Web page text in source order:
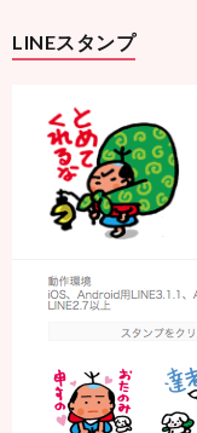
LINEスタンプ